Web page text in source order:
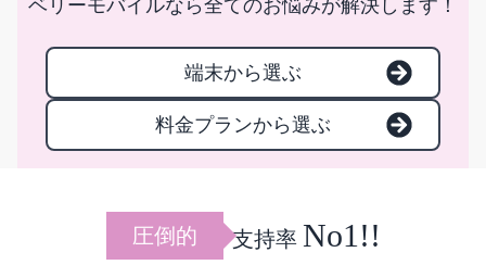
ベリーモバイルなら全てのお悩みが解決します！
端末から選ぶ
料金プランから選ぶ
圧倒的 支持率 No1!!